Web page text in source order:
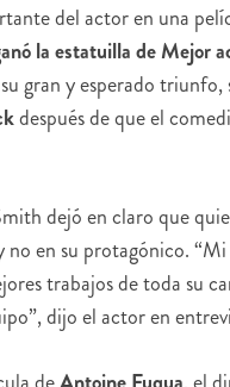
del actor en una
la estatuilla de Mejor
gran y esperado
después de que el
dejó en claro que
en su protagónico.
trabajos de toda su
dijo el actor en